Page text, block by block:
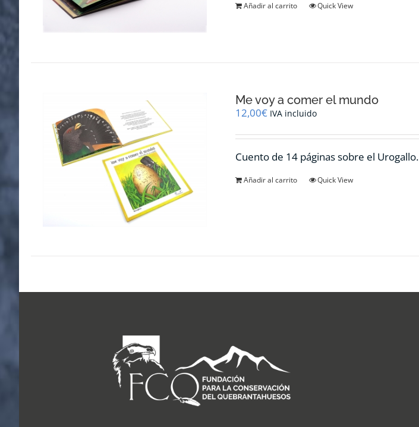
Añadir al carrito Quick View
Me voy a comer el mundo
12,00€ IVA incluido
Cuento de 14 páginas sobre el Urogallo.
Añadir al carrito Quick View